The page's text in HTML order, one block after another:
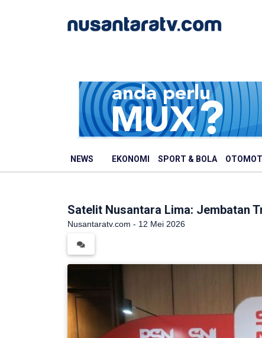
NEWS EKONOMI SPORT & BOLA
Satelit Nusantara Lima: Jembatan
Nusantaratv.com - 12 Mei 2026